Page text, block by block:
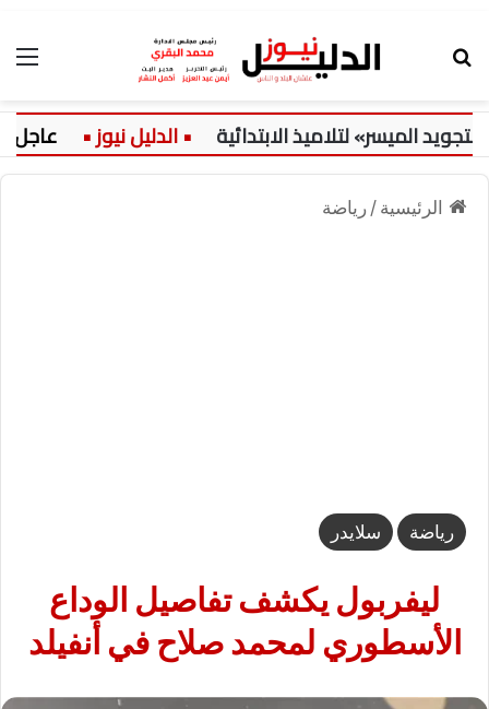
الميسر» لتلاميذ الابتدائية عاجل:
الرئيسية / رياضة
رياضة سلايدر
ليفربول يكشف تفاصيل الوداع
الأسطوري لمحمد صلاح في أنفيلد